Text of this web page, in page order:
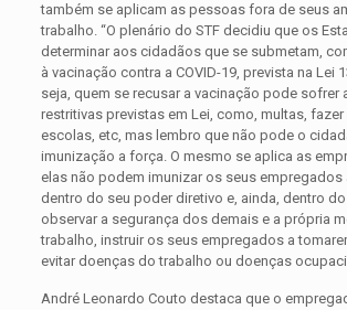
também se aplicam as pessoas fora de seus
trabalho. “O plenário do STF decidiu que os
determinar aos cidadãos que se submetam,
à vacinação contra a COVID-19, prevista na Lei
seja, quem se recusar a vacinação pode sofrer
restritivas previstas em Lei, como, multas,
escolas, etc, mas lembro que não pode o
imunização a força. O mesmo se aplica as
elas não podem imunizar os seus empregados
dentro do seu poder diretivo e, ainda, dentro
observar a segurança dos demais e a própria
trabalho, instruir os seus empregados a
evitar doenças do trabalho ou doenças
André Leonardo Couto destaca que o